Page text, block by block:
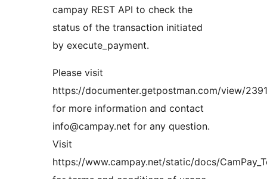
campay REST API to check the
status of the transaction initiated
by execute_payment.
Please visit
https://documenter.getpostman.com/view/
for more information and contact
info@campay.net for any question.
Visit
https://www.campay.net/static/docs/